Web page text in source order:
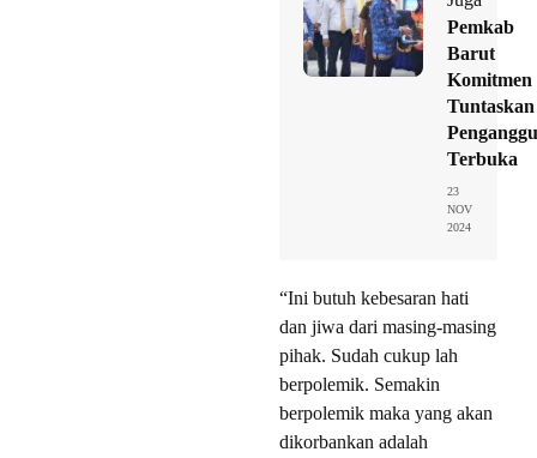
Pemkab
Barut
Komitmen
Tuntaskan
Terbuka
23
NOV
2024
“Ini butuh kebesaran hati
dan jiwa dari masing-masing
pihak. Sudah cukup lah
berpolemik. Semakin
berpolemik maka yang akan
dikorbankan adalah